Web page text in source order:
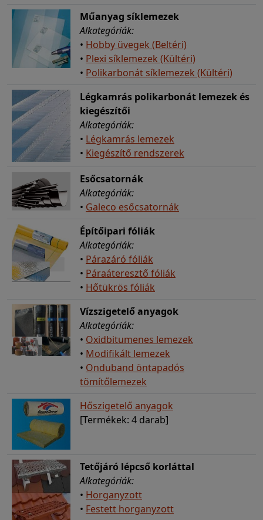
Műanyag síklemezek
Alkategóriák:
• Hobby üvegek (Beltéri)
• Plexi síklemezek (Kültéri)
• Polikarbonát síklemezek (Kültéri)
Légkamrás polikarbonát lemezek és
kiegészítői
Alkategóriák:
• Légkamrás lemezek
• Kiegészítő rendszerek
Esőcsatornák
Alkategóriák:
• Galeco esőcsatornák
Építőipari fóliák
Alkategóriák:
• Párazáró fóliák
• Páraáteresztő fóliák
• Hőtükrös fóliák
Vízszigetelő anyagok
Alkategóriák:
• Oxidbitumenes lemezek
• Modifikált lemezek
• Onduband öntapadós
tömítőlemezek
Hőszigetelő anyagok
[Termékek: 4 darab]
Tetőjáró lépcső korláttal
Alkategóriák:
• Horganyzott
• Festett horganyzott